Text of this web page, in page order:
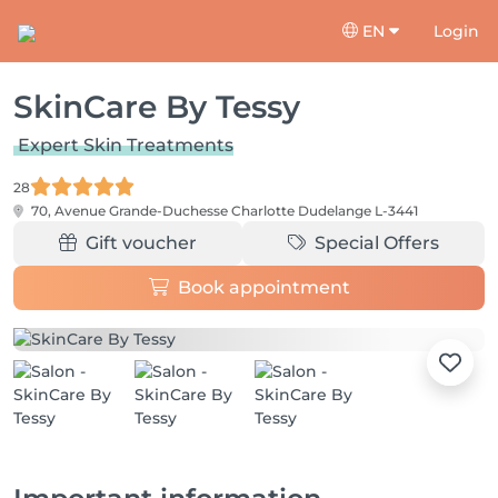
EN Login
SkinCare By Tessy
Expert Skin Treatments
28
70, Avenue Grande-Duchesse Charlotte Dudelange L-3441
Gift voucher Special Offers
Book appointment